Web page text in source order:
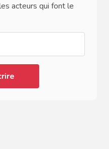
acteurs qui font le